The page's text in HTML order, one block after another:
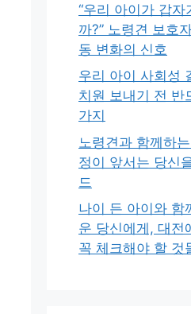
“우리 아이가 갑자
까?” 노령견 보호
동 변화의 신호
우리 아이 사회성
치원 보내기 전 반
가지
노령견과 함께하
정이 앞서는 당신
드
나이 든 아이와 함
운 당신에게, 대전
꼭 체크해야 할 것